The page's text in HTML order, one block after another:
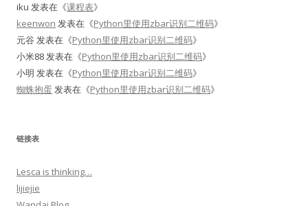
iku 发表在《课程表》
keenwon 发表在《Python里使用zbar识别二维码》
元谷发表在《Python里使用zbar识别二维码》
小米88发表在《Python里使用zbar识别二维码》
小明 发表在《Python里使用zbar识别二维码》
蜘蛛抱蛋 发表在《Python里使用zbar识别二维码》
链接表
Lesca is thinking…
lijiejie